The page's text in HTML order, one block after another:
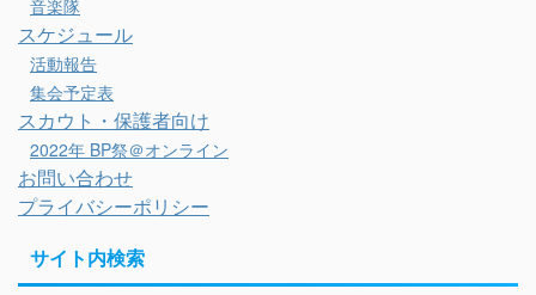
音楽隊
スケジュール
活動報告
集会予定表
スカウト・保護者向け
2022年 BP祭＠オンライン
お問い合わせ
プライバシーポリシー
サイト内検索